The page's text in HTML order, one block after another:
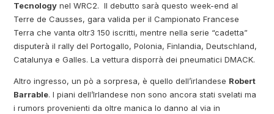
Tecnology nel WRC2. Il debutto sarà questo week-end al
Terre de Causses, gara valida per il Campionato Francese
Terra che vanta oltr3 150 iscritti, mentre nella serie “cadetta”
disputerà il rally del Portogallo, Polonia, Finlandia, Deutschland,
Catalunya e Galles. La vettura disporrà dei pneumatici DMACK.
Altro ingresso, un pò a sorpresa, è quello dell’irlandese Robert
Barrable. I piani dell’Irlandese non sono ancora stati svelati ma
i rumors provenienti da oltre manica lo danno al via in